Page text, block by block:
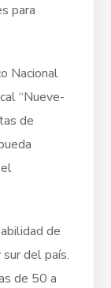
para
Nacional
“Nueve-
de
de
del país.
de 50 a